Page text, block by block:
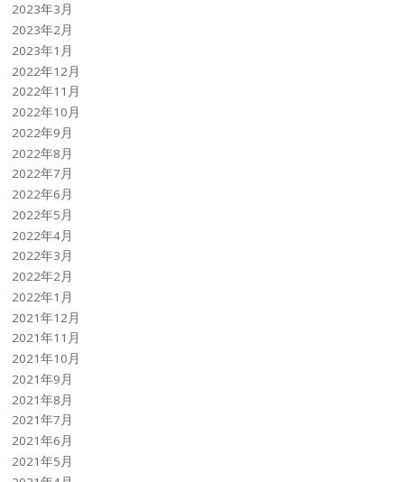
2023年3月
2023年2月
2023年1月
2022年12月
2022年11月
2022年10月
2022年9月
2022年8月
2022年7月
2022年6月
2022年5月
2022年4月
2022年3月
2022年2月
2022年1月
2021年12月
2021年11月
2021年10月
2021年9月
2021年8月
2021年7月
2021年6月
2021年5月